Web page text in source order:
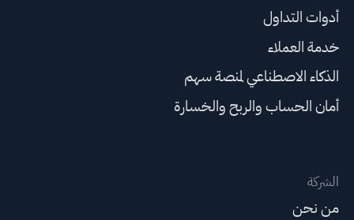
أدوات التداول
خدمة العملاء
الذكاء الاصطناعي لمنصة سهم
أمان الحساب والربح والخسارة
الشركة
من نحن